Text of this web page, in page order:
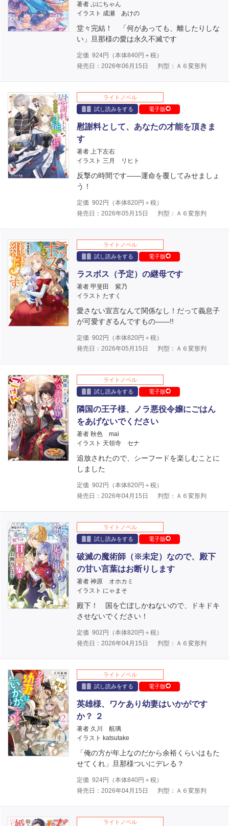
著者 ぷにちゃん
イラスト 成瀬 あけの
堂々完結！ 「何があっても、離したりしな
い」旦那様の愛は永久不滅です
定価 924円（本体840円＋税）
発売日：2026年06月15日
判型：Ａ６変形判
ライトノベル
試し読みをする
電子版
慰謝料として、あなたの才能を頂きま
す
著者 上下左右
イラスト 三月 リヒト
反撃の時間です――運命を覆してみせましょ
う！
定価 902 円（本体820円＋税）
発売日：2026年05月15日
判型：Ａ６変形判
ライトノベル
試し読みをする
電子版
ラスボス（予定）の継母です
著者 甲斐田 紫乃
イラスト たすく
愛さない宣言なんて関係なし！だって義息子
が可愛すぎるんですもの――!!
定価 902 円（本体820円＋税）
発売日：2026年05月15日
判型：Ａ６変形判
ライトノベル
試し読みをする
電子版
隣国の王子様、ノラ悪役令嬢にごはん
をあげないでください
著者 秋色 mai
イラスト 天領寺 セナ
追放されたので、シーフードを楽しむことに
しました
定価 902 円（本体820円＋税）
発売日：2026年04月15日
判型：Ａ６変形判
ライトノベル
試し読みをする
電子版
破滅の魔術師（※未定）なので、殿下
の甘い言葉はお断りします
著者 神原 オホカミ
イラスト にゃまそ
殿下！ 国を亡ぼしかねないので、ドキドキ
させないでください！
定価 902 円（本体820円＋税）
発売日：2026年04月15日
判型：Ａ６変形判
ライトノベル
試し読みをする
電子版
英雄様、ワケあり幼妻はいかがです
か？ ２
著者 久川 航璃
イラスト katsutake
「俺の方が年上なのだから余裕くらいはもた
せてくれ」旦那様ついにデレる？
定価 924円（本体840円＋税）
発売日：2026年04月15日
判型：Ａ６変形判
ライトノベル